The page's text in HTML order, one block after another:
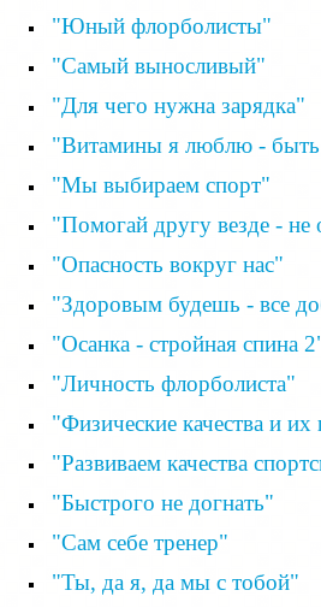
"Юный флорболисты"
"Самый выносливый"
"Для чего нужна зарядка"
"Витамины я люблю -
"Мы выбираем спорт"
"Помогай другу везде - не
"Опасность вокруг нас"
"Здоровым будешь - все
"Осанка - стройная спина
"Личность флорболиста"
"Физические качества и их
"Развиваем качества
"Быстрого не догнать"
"Сам себе тренер"
"Ты, да я, да мы с тобой"